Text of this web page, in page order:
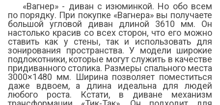
«Вагнер» - диван с изюминкой. Но обо всем
по порядку. При покупке «Вагнера» вы получаете
большой угловой диван длиной 3610 мм. Он
настолько красив со всех сторон, что его можно
ставить как у стены, так и использовать для
зонирования пространства. У модели широкие
подлокотники, которые могут служить в качестве
придиванного столика. Размеры спального места
3000×1480 мм. Ширина позволяет поместиться
даже вдвоем, а длина идеальна для людей
любого роста. Кстати, в диване механизм